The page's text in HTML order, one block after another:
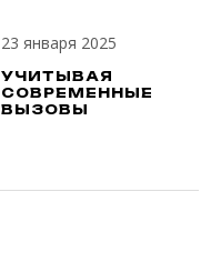
23 января 2025
УЧИТЫВАЯ
СОВРЕМЕННЫЕ
ВЫЗОВЫ